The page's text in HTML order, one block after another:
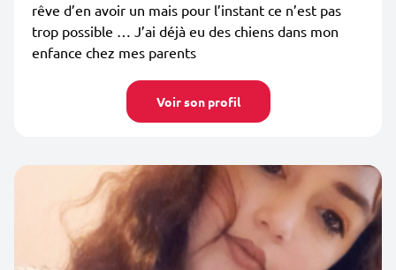
rêve d’en avoir un mais pour l’instant ce n’est pas
trop possible … J’ai déjà eu des chiens dans mon
enfance chez mes parents
Voir son profil